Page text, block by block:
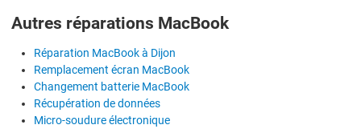
Autres réparations MacBook
Réparation MacBook à Dijon
Remplacement écran MacBook
Changement batterie MacBook
Récupération de données
Micro-soudure électronique